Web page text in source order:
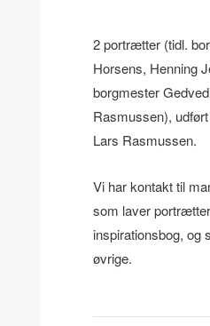
2 portrætter (tidl.
Horsens, Henning
borgmester
Rasmussen),
Lars Rasmussen.
Vi har kontakt til
som laver
inspirationsbog, og
øvrige.